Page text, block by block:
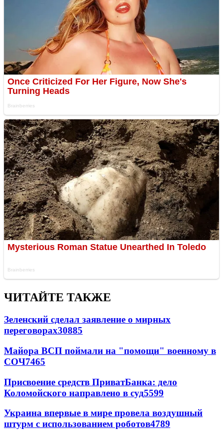
ЧИТАЙТЕ ТАКЖЕ
Зеленский сделал заявление о мирных
переговорах30885
Майора ВСП поймали на "помощи" военному в
СОЧ7465
Присвоение средств ПриватБанка: дело
Коломойского направлено в суд5599
Украина впервые в мире провела воздушный
штурм с использованием роботов4789